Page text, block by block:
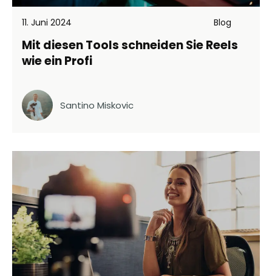
11. Juni 2024 Blog
Mit diesen Tools schneiden Sie Reels
wie ein Profi
Santino Miskovic